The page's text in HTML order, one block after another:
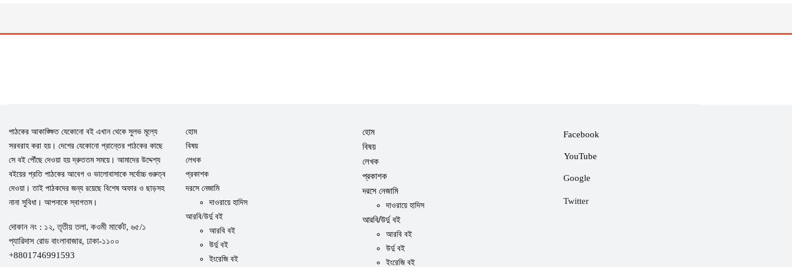
পাঠকের আকাঙ্ক্ষিত যেকোনো বই এখান থেকে সুলভ মূল্যে
সরবরাহ করা হয়। দেশের যেকোনো প্রান্তের পাঠকের কাছে
সে বই পৌঁছে দেওয়া হয় দ্রুততম সময়ে। আমাদের উদ্দেশ্য
বইয়ের প্রতি পাঠকের আবেগ ও ভালোবাসাকে সর্বোচ্চ গুরুত্ব
দেওয়া। তাই পাঠকদের জন্য রয়েছে বিশেষ অফার ও ছাড়সহ
নানা সুবিধা। আপনাকে স্বাগতম।
দোকান নং : ১২, তৃতীয় তলা, কওমী মার্কেট, ৬৫/১
প্যারিদাস রোড বাংলাবাজার, ঢাকা-১১০০
+8801746991593
হোম
বিষয়
লেখক
প্রকাশক
দরসে নেজামি
দাওরায়ে হাদিস
আরবি/উর্দু বই
আরবি বই
উর্দু বই
ইংরেজি বই
হোম
বিষয়
লেখক
প্রকাশক
দরসে নেজামি
দাওরায়ে হাদিস
আরবি/উর্দু বই
আরবি বই
উর্দু বই
ইংরেজি বই
Facebook
YouTube
Google
Twitter